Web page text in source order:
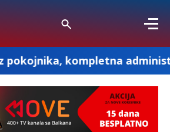
administracija i